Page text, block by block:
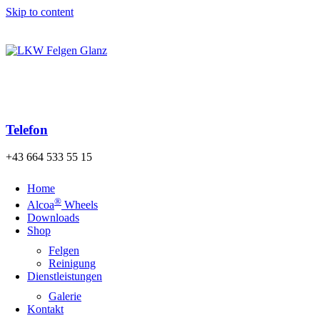
Skip to content
Telefon
+43 664 533 55 15
Home
Alcoa® Wheels
Downloads
Shop
Felgen
Reinigung
Dienstleistungen
Galerie
Kontakt